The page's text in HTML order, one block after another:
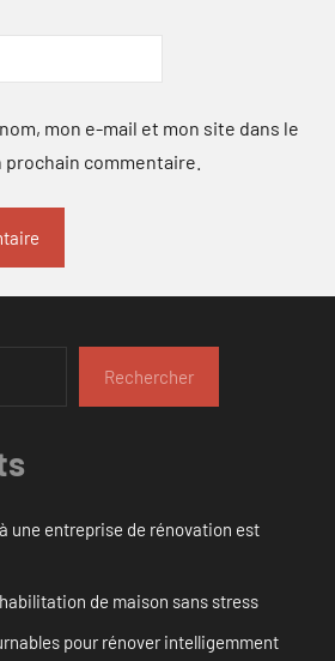
mon e-mail et mon site dans le
commentaire.
Rechercher
une entreprise de rénovation est
de maison sans stress
pour rénover intelligemment